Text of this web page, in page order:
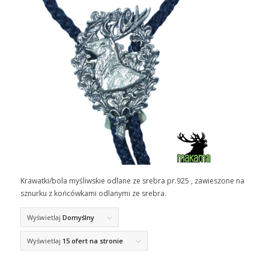
Krawatki/bola myśliwskie odlane ze srebra pr.925 , zawieszone na
sznurku z końcówkami odlanymi ze srebra.
Wyświetlaj Domyślny
Wyświetlaj 15 ofert na stronie